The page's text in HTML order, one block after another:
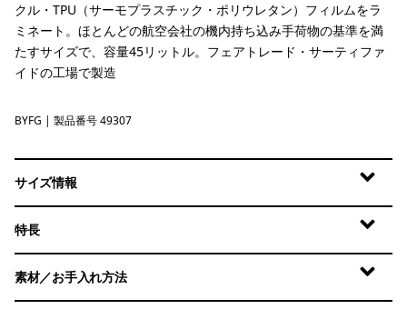
クル・TPU（サーモプラスチック・ポリウレタン）フィルムをラ
ミネート。ほとんどの航空会社の機内持ち込み手荷物の基準を満
たすサイズで、容量45リットル。フェアトレード・サーティファ
イドの工場で製造
Berry Fig
BYFG | 製品番号 49307
サイズ情報
特長
素材／お手入れ方法